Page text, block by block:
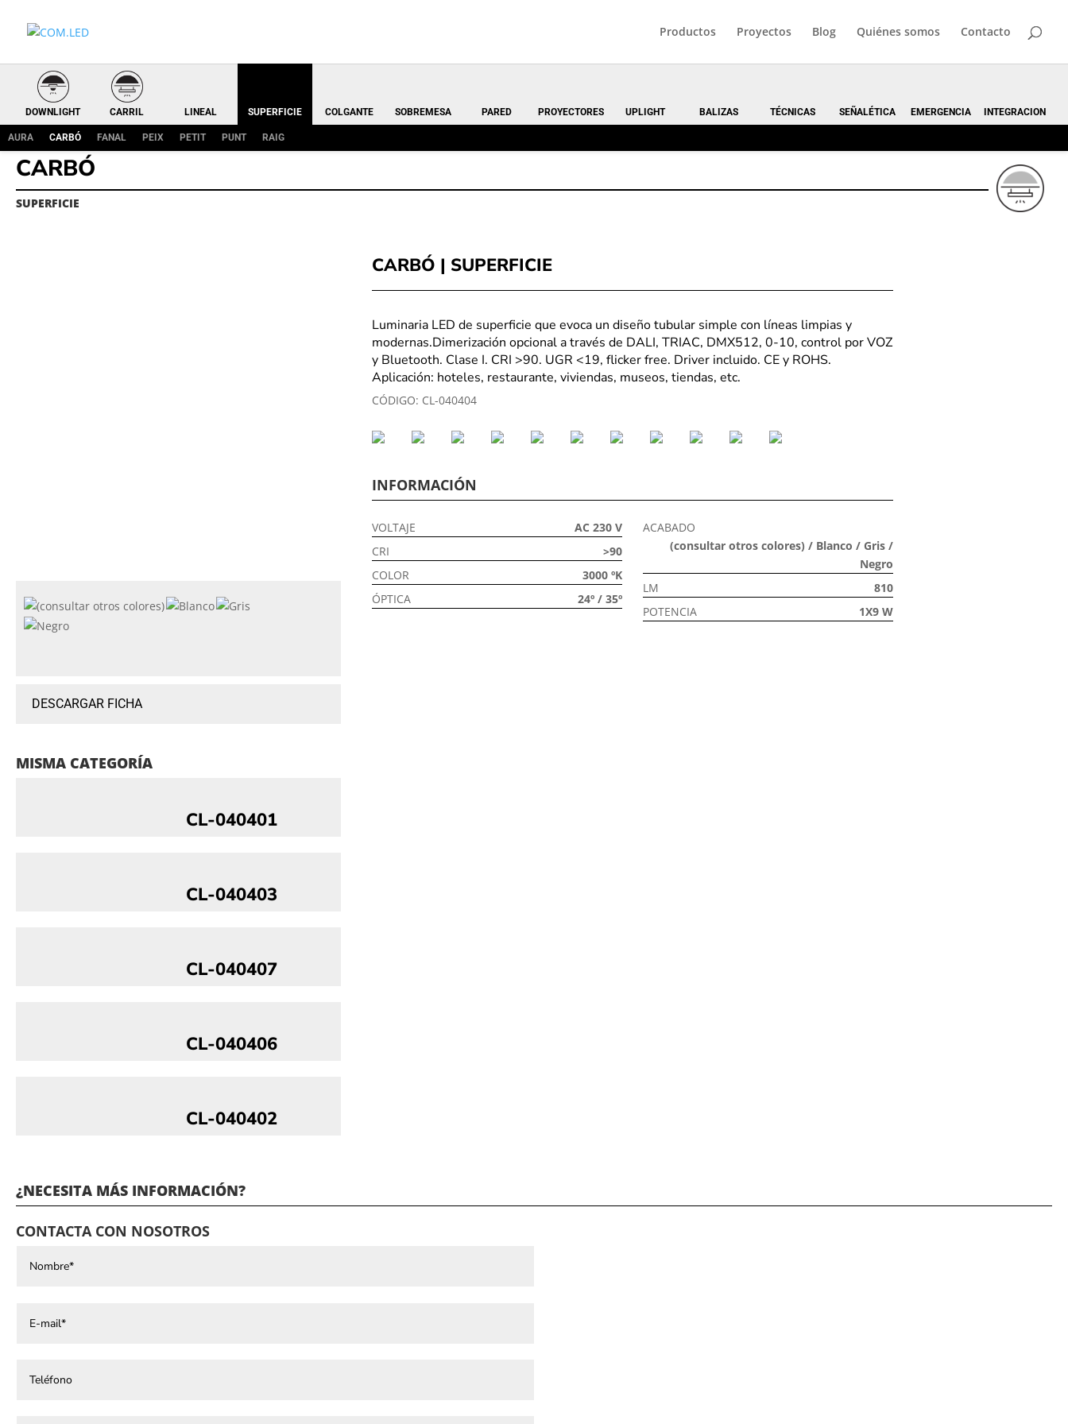
Productos Proyectos Blog Quiénes somos Contacto
DOWNLIGHT CARRIL LINEAL SUPERFICIE
AURA CARBÓ FANAL PEIX PETIT PUNT RAIG
COLGANTE SOBREMESA PARED PROYECTORES UPLIGHT BALIZAS TÉCNICAS SEÑALÉTICA EMERGENCIA INTEGRACION
CARBÓ
SUPERFICIE
DESCARGAR FICHA
CARBÓ | SUPERFICIE
Luminaria LED de superficie que evoca un diseño tubular simple con líneas limpias y
modernas.Dimerización opcional a través de DALI, TRIAC, DMX512, 0-10, control por VOZ
y Bluetooth. Clase I. CRI >90. UGR <19, flicker free. Driver incluido. CE y ROHS.
Aplicación: hoteles, restaurante, viviendas, museos, tiendas, etc.
CÓDIGO: CL-040404
INFORMACIÓN
VOLTAJE
AC 230 V
CRI
>90
COLOR
3000 ºK
ÓPTICA
24º / 35º
ACABADO
(consultar otros colores) / Blanco / Gris /
Negro
LM
810
POTENCIA
1X9 W
MISMA CATEGORÍA
CL-040401
CL-040403
CL-040407
CL-040406
CL-040402
¿NECESITA MÁS INFORMACIÓN?
CONTACTA CON NOSOTROS